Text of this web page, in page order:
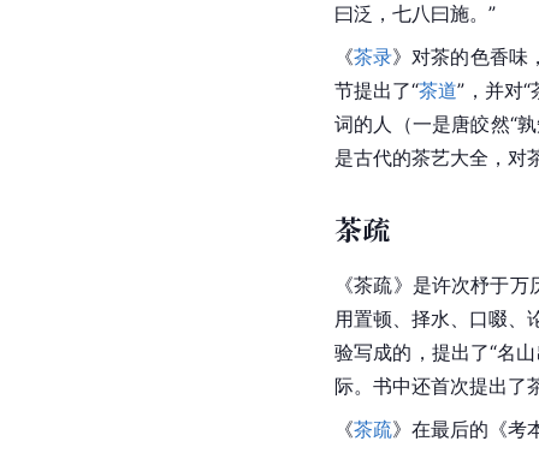
曰泛，七八曰施。”
《茶录》对茶的色香味
节提出了“茶道”，并对
词的人（一是唐皎然“
是古代的茶艺大全，对
茶疏
《茶疏》是许次杼于
用置顿、择水、口啜、
验写成的，提出了“名
际。书中还首次提出了
《茶疏》在最后的《考